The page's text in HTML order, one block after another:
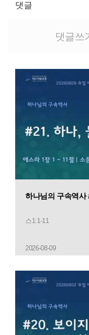
댓글
댓글쓰
하나님의 구속역사
스1:1-11
2026-08-09